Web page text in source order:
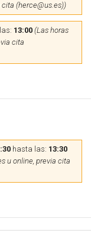
(herce@us.es))
13:00 (Las horas
cita
hasta las: 13:30
u online, previa cita